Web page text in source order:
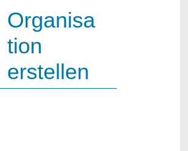
Organisa
tion
erstellen